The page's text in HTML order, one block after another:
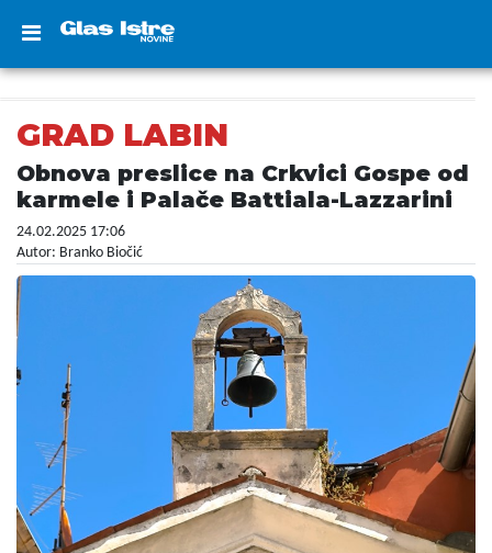
GRAD LABIN
Obnova preslice na Crkvici Gospe od
karmele i Palače Battiala-Lazzarini
24.02.2025 17:06
Autor: Branko Biočić